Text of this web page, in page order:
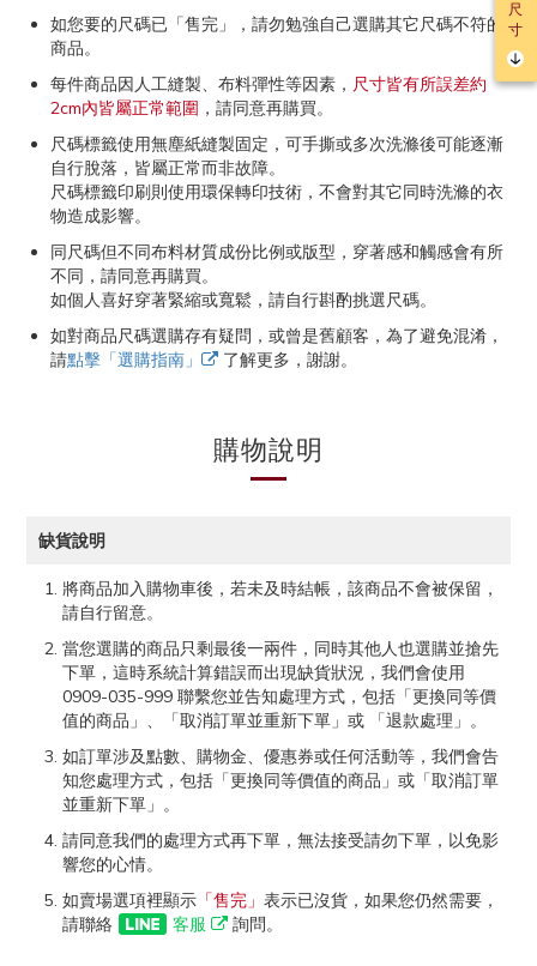
如您要的尺碼已「售完」，請勿勉強自己選購其它尺碼不符的
商品。
每件商品因人工縫製、布料彈性等因素， 尺寸皆有所誤差約
2cm內皆屬正常範圍 ，請同意再購買。
尺碼標籤使用無塵紙縫製固定，可手撕或多次洗滌後可能逐漸
自行脫落，皆屬正常而非故障。
尺碼標籤印刷則使用環保轉印技術，不會對其它同時洗滌的衣
物造成影響。
同尺碼但不同布料材質成份比例或版型，穿著感和觸感會有所
不同，請同意再購買。
如個人喜好穿著緊縮或寬鬆，請自行斟酌挑選尺碼。
如對商品尺碼選購存有疑問，或曾是舊顧客，為了避免混淆，
請點擊「選購指南」 了解更多，謝謝。
購物說明
缺貨說明
將商品加入購物車後，若未及時結帳，該商品不會被保留，
請自行留意。
當您選購的商品只剩最後一兩件，同時其他人也選購並搶先
下單，這時系統計算錯誤而出現缺貨狀況，我們會使用
0909-035-999 聯繫您並告知處理方式，包括「更換同等價
值的商品」、「取消訂單並重新下單」或 「退款處理」。
如訂單涉及點數、購物金、優惠券或任何活動等，我們會告
知您處理方式，包括「更換同等價值的商品」或「取消訂單
並重新下單」。
請同意我們的處理方式再下單，無法接受請勿下單，以免影
響您的心情。
如賣場選項裡顯示 「售完」 表示已沒貨，如果您仍然需要，
請聯絡
客服 詢問。
尺
寸